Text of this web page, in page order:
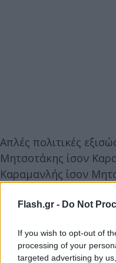
Flash.gr - Do Not
If you wish to opt-out of
processing of your
targeted advertising by
Απλές πολιτικές
Μητσοτάκης ίσον
Καραμανλής ίσον
Διαβάζω αυτό που
που προτείνει ο
προανακριτική έτσι,